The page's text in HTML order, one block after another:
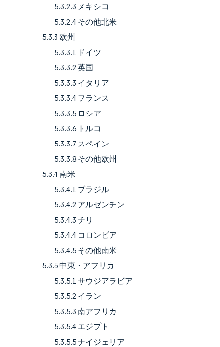
5.3.2.3 メキシコ
5.3.2.4 その他北米
5.3.3 欧州
5.3.3.1 ドイツ
5.3.3.2 英国
5.3.3.3 イタリア
5.3.3.4 フランス
5.3.3.5 ロシア
5.3.3.6 トルコ
5.3.3.7 スペイン
5.3.3.8 その他欧州
5.3.4 南米
5.3.4.1 ブラジル
5.3.4.2 アルゼンチン
5.3.4.3 チリ
5.3.4.4 コロンビア
5.3.4.5 その他南米
5.3.5 中東・アフリカ
5.3.5.1 サウジアラビア
5.3.5.2 イラン
5.3.5.3 南アフリカ
5.3.5.4 エジプト
5.3.5.5 ナイジェリア